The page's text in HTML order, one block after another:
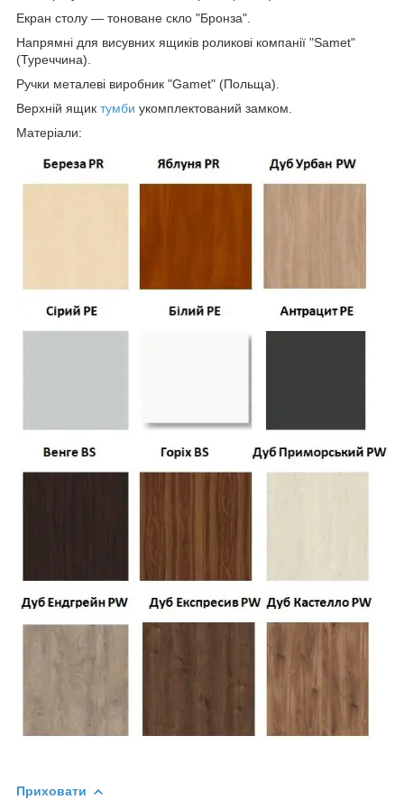
Екран столу — тоноване скло "Бронза".
Напрямні для висувних ящиків роликові компанії "Samet"
(Туреччина).
Ручки металеві виробник "Gamet" (Польща).
Верхній ящик тумби укомплектований замком.
Матеріали:
Приховати